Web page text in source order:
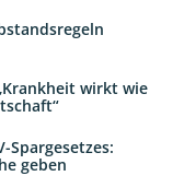
wirkt wie
Spargesetzes:
geben